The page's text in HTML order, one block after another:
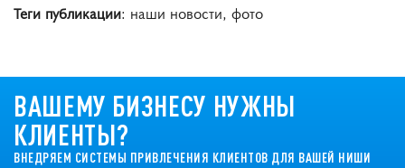
Теги публикации: наши новости, фото
ВАШЕМУ БИЗНЕСУ НУЖНЫ
КЛИЕНТЫ?
ВНЕДРЯЕМ СИСТЕМЫ ПРИВЛЕЧЕНИЯ КЛИЕНТОВ ДЛЯ ВАШЕЙ НИШИ